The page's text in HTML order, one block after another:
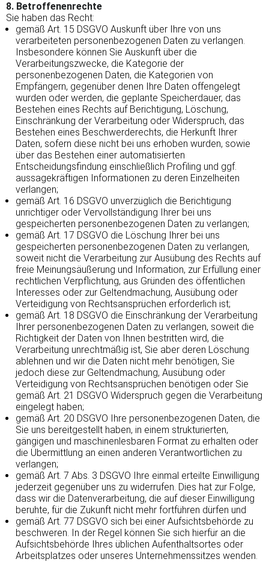
8. Betroffenenrechte
Sie haben das Recht:
gemäß Art. 15 DSGVO Auskunft über Ihre von uns
verarbeiteten personenbezogenen Daten zu verlangen.
Insbesondere können Sie Auskunft über die
Verarbeitungszwecke, die Kategorie der
personenbezogenen Daten, die Kategorien von
Empfängern, gegenüber denen Ihre Daten offengelegt
wurden oder werden, die geplante Speicherdauer, das
Bestehen eines Rechts auf Berichtigung, Löschung,
Einschränkung der Verarbeitung oder Widerspruch, das
Bestehen eines Beschwerderechts, die Herkunft Ihrer
Daten, sofern diese nicht bei uns erhoben wurden, sowie
über das Bestehen einer automatisierten
Entscheidungsfindung einschließlich Profiling und ggf.
aussagekräftigen Informationen zu deren Einzelheiten
verlangen;
gemäß Art. 16 DSGVO unverzüglich die Berichtigung
unrichtiger oder Vervollständigung Ihrer bei uns
gespeicherten personenbezogenen Daten zu verlangen;
gemäß Art. 17 DSGVO die Löschung Ihrer bei uns
gespeicherten personenbezogenen Daten zu verlangen,
soweit nicht die Verarbeitung zur Ausübung des Rechts auf
freie Meinungsäußerung und Information, zur Erfüllung einer
rechtlichen Verpflichtung, aus Gründen des öffentlichen
Interesses oder zur Geltendmachung, Ausübung oder
Verteidigung von Rechtsansprüchen erforderlich ist;
gemäß Art. 18 DSGVO die Einschränkung der Verarbeitung
Ihrer personenbezogenen Daten zu verlangen, soweit die
Richtigkeit der Daten von Ihnen bestritten wird, die
Verarbeitung unrechtmäßig ist, Sie aber deren Löschung
ablehnen und wir die Daten nicht mehr benötigen, Sie
jedoch diese zur Geltendmachung, Ausübung oder
Verteidigung von Rechtsansprüchen benötigen oder Sie
gemäß Art. 21 DSGVO Widerspruch gegen die Verarbeitung
eingelegt haben;
gemäß Art. 20 DSGVO Ihre personenbezogenen Daten, die
Sie uns bereitgestellt haben, in einem strukturierten,
gängigen und maschinenlesbaren Format zu erhalten oder
die Übermittlung an einen anderen Verantwortlichen zu
verlangen;
gemäß Art. 7 Abs. 3 DSGVO Ihre einmal erteilte Einwilligung
jederzeit gegenüber uns zu widerrufen. Dies hat zur Folge,
dass wir die Datenverarbeitung, die auf dieser Einwilligung
beruhte, für die Zukunft nicht mehr fortführen dürfen und
gemäß Art. 77 DSGVO sich bei einer Aufsichtsbehörde zu
beschweren. In der Regel können Sie sich hierfür an die
Aufsichtsbehörde Ihres üblichen Aufenthaltsortes oder
Arbeitsplatzes oder unseres Unternehmenssitzes wenden.